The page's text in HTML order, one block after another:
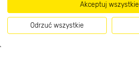
Akceptuj wszystkie
Odrzuć wszystkie
Metody płatności